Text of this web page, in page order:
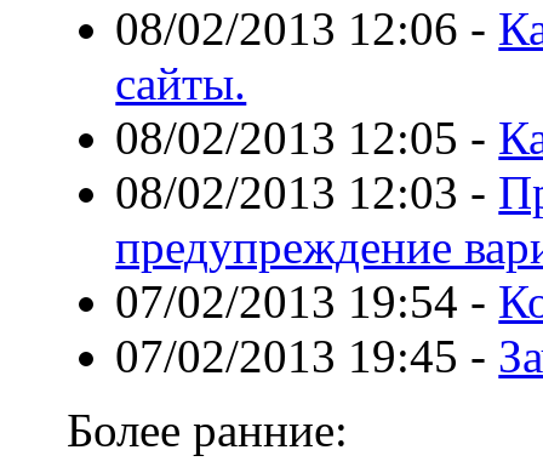
08/02/2013 12:06 -
сайты.
08/02/2013 12:05 -
08/02/2013 12:03 -
предупреждение
07/02/2013 19:54 -
07/02/2013 19:45 -
Более ранние: